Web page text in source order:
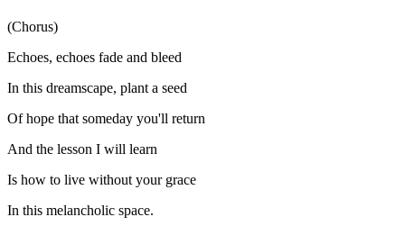
(Chorus)
Echoes, echoes fade and bleed
In this dreamscape, plant a seed
Of hope that someday you'll return
And the lesson I will learn
Is how to live without your grace
In this melancholic space.